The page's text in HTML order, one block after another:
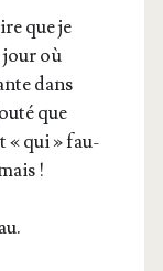
que je
où
dans
que
« qui » fau­
!